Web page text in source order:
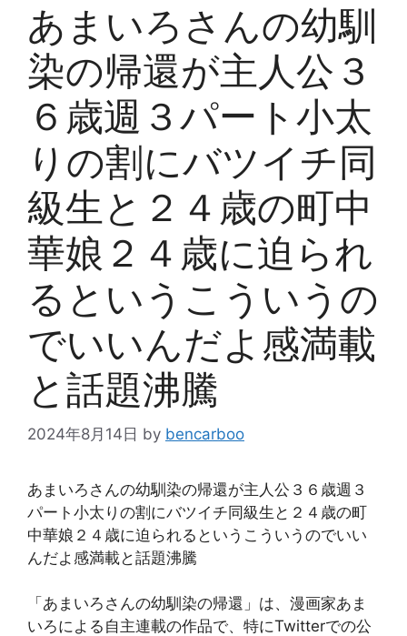
あまいろさんの幼馴
染の帰還が主人公３
６歳週３パート小太
りの割にバツイチ同
級生と２４歳の町中
華娘２４歳に迫られ
るというこういうの
でいいんだよ感満載
と話題沸騰
2024年8月14日 by bencarboo
あまいろさんの幼馴染の帰還が主人公３６歳週３
パート小太りの割にバツイチ同級生と２４歳の町
中華娘２４歳に迫られるというこういうのでいい
んだよ感満載と話題沸騰
「あまいろさんの幼馴染の帰還」は、漫画家あま
いろによる自主連載の作品で、特にTwitterでの公